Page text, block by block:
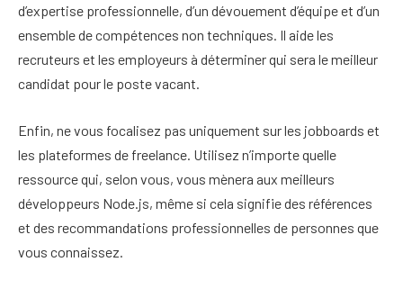
d’expertise professionnelle, d’un dévouement d’équipe et d’un
ensemble de compétences non techniques. Il aide les
recruteurs et les employeurs à déterminer qui sera le meilleur
candidat pour le poste vacant.
Enfin, ne vous focalisez pas uniquement sur les jobboards et
les plateformes de freelance. Utilisez n’importe quelle
ressource qui, selon vous, vous mènera aux meilleurs
développeurs Node.js, même si cela signifie des références
et des recommandations professionnelles de personnes que
vous connaissez.